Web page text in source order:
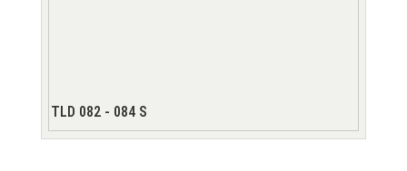
TLD 082 - 084 S